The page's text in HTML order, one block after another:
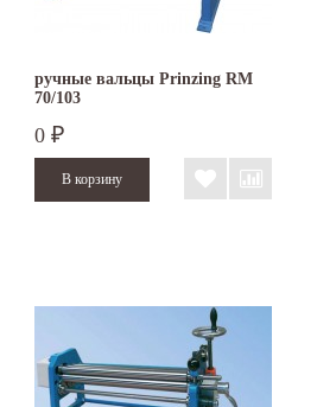
ручные вальцы Prinzing RM
70/103
0 ₽